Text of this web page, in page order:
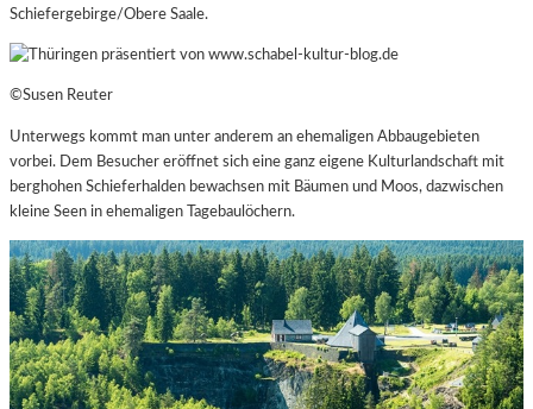
Schiefergebirge/Obere Saale.
©Susen Reuter
Unterwegs kommt man unter anderem an ehemaligen Abbaugebieten
vorbei. Dem Besucher eröffnet sich eine ganz eigene Kulturlandschaft mit
berghohen Schieferhalden bewachsen mit Bäumen und Moos, dazwischen
kleine Seen in ehemaligen Tagebaulöchern.